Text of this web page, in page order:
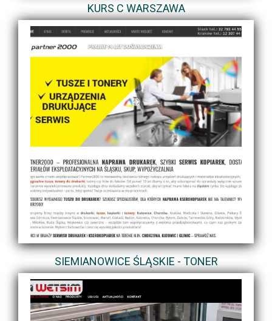
KURS C WARSZAWA
SIEMIANOWICE ŚLĄSKIE - TONER